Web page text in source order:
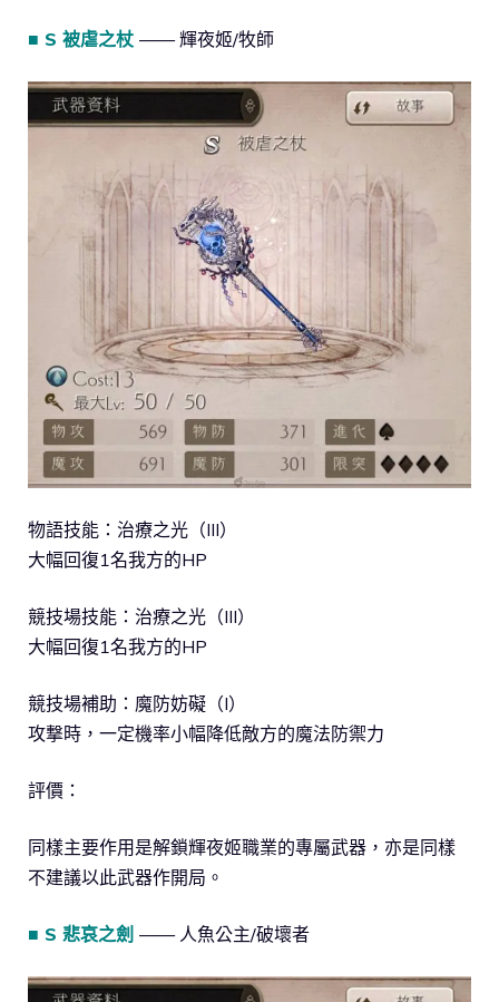
■ S 被虐之杖 —— 輝夜姬/牧師
物語技能：治療之光（III）
大幅回復1名我方的HP
競技場技能：治療之光（III）
大幅回復1名我方的HP
競技場補助：魔防妨礙（I）
攻撃時，一定機率小幅降低敵方的魔法防禦力
評價：
同樣主要作用是解鎖輝夜姬職業的專屬武器，亦是同樣
不建議以此武器作開局。
■ S 悲哀之劍 —— 人魚公主/破壞者